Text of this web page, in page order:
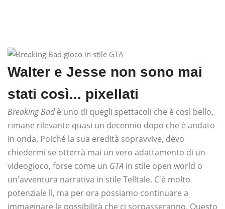
Walter e Jesse non sono mai
stati così... pixellati
Breaking Badè uno di quegli spettacoli che è così bello,
rimane rilevante quasi un decennio dopo che è andato
in onda. Poiché la sua eredità sopravvive, devo
chiedermi se otterrà mai un vero adattamento di un
videogioco, forse come un GTA in stile open world o
un'avventura narrativa in stile Telltale. C'è molto
potenziale lì, ma per ora possiamo continuare a
immaginare le possibilità che ci sorpasseranno. Questo